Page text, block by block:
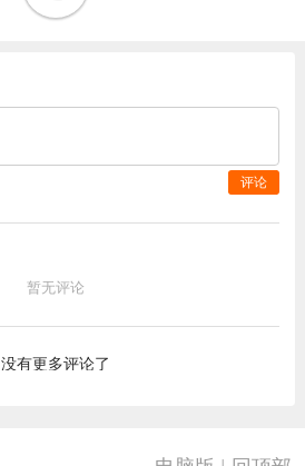
评论
暂无评论
没有更多评论了